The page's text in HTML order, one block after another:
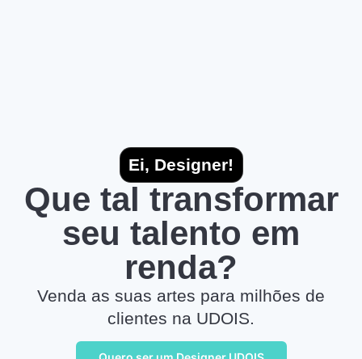
Ei, Designer!
Que tal transformar
seu talento em
renda?
Venda as suas artes para milhões de
clientes na UDOIS.